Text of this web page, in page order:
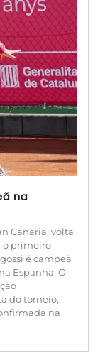
na
Canaria, volta
o primeiro
é campeã
Espanha. O
do torneio,
na